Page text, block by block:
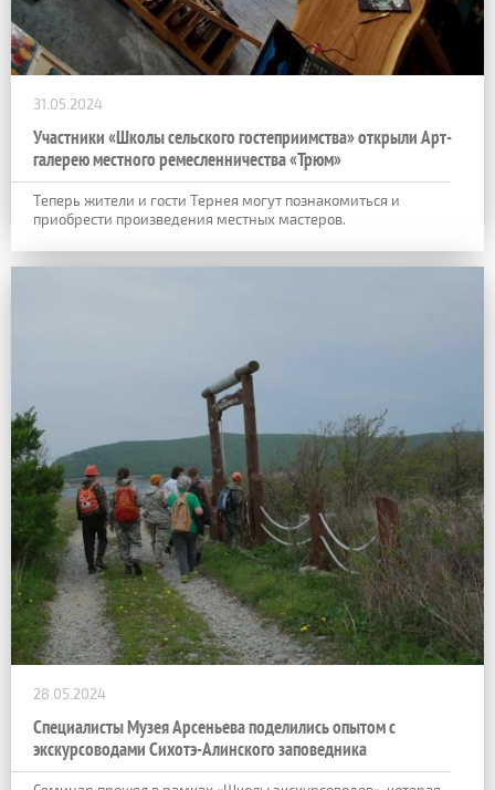
31.05.2024
Участники «Школы сельского гостеприимства» открыли Арт-
галерею местного ремесленничества «Трюм»
Теперь жители и гости Тернея могут познакомиться и
приобрести произведения местных мастеров.
28.05.2024
Специалисты Музея Арсеньева поделились опытом с
экскурсоводами Сихотэ-Алинского заповедника